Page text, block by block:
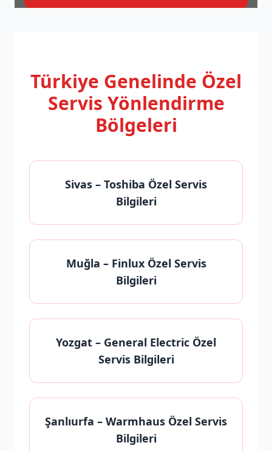
Türkiye Genelinde Özel
Servis Yönlendirme
Bölgeleri
Sivas – Toshiba Özel Servis
Bilgileri
Muğla – Finlux Özel Servis
Bilgileri
Yozgat – General Electric Özel
Servis Bilgileri
Şanlıurfa – Warmhaus Özel Servis
Bilgileri